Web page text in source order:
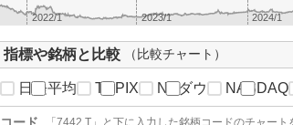
2023/1
2022/1 2024/1
指標や銘柄と比較 （比較チャート）
日経平均 TOPIX NYダウ NASDAQ
コード